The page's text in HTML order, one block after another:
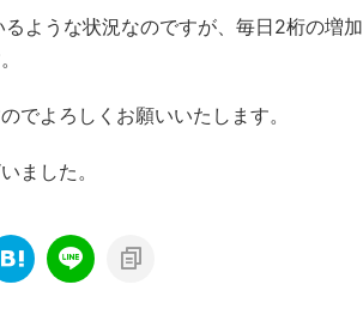
ような状況なのですが、毎日2桁の増加
でよろしくお願いいたします。
ました。